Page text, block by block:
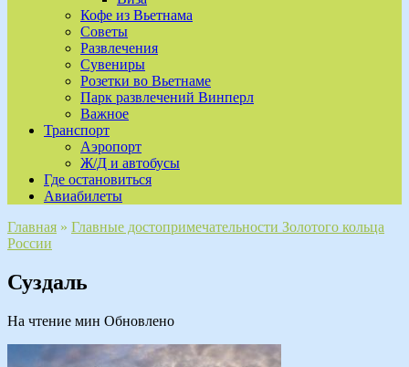
Кофе из Вьетнама
Советы
Развлечения
Сувениры
Розетки во Вьетнаме
Парк развлечений Винперл
Важное
Транспорт
Аэропорт
Ж/Д и автобусы
Где остановиться
Авиабилеты
Главная » Главные достопримечательности Золотого кольца
России
Суздаль
На чтение мин Обновлено